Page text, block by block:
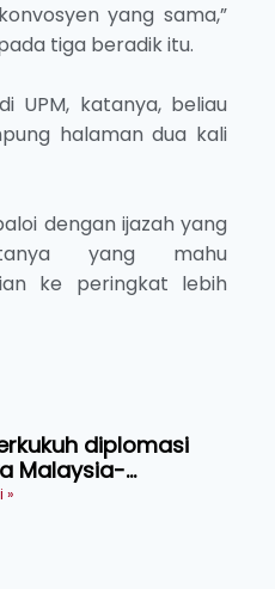
yang sama,”
tiga beradik itu.
UPM, katanya, beliau
halaman dua kali
dengan ijazah yang
yang mahu
ke peringkat lebih
diplomasi
Malaysia-
melalui Narasi
»